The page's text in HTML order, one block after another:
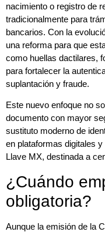
nacimiento o registro de
tradicionalmente para
bancarios. Con la
una reforma para que
como huellas dactilares,
para fortalecer la
suplantación y fraude.
Este nuevo enfoque no
documento con mayor
sustituto moderno de
en plataformas digitales
Llave MX, destinada a
¿Cuándo
obligatoria?
Aunque la emisión de la